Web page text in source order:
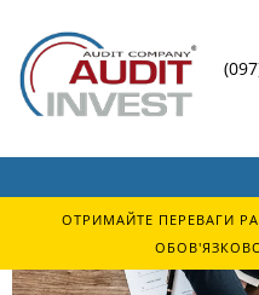
ОТРИМАЙТЕ ПЕРЕВАГИ